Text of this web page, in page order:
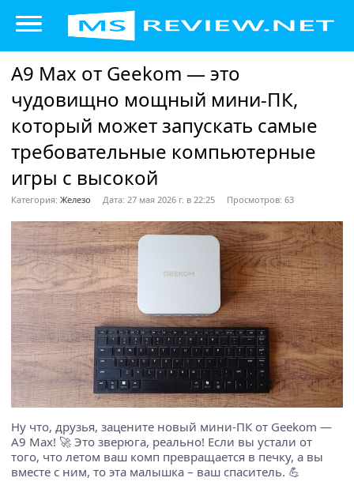
A9 Max от Geekom — это
чудовищно мощный мини-ПК,
который может запускать самые
требовательные компьютерные
игры с высокой
Категория: Железо Дата: 27 мая 2026 г. в 22:25 Просмотров: 63
Ну что, друзья, зацените новый мини-ПК от Geekom —
A9 Max! 🚀 Это зверюга, реально! Если вы устали от
того, что летом ваш комп превращается в печку, а вы
вместе с ним, то эта малышка – ваш спаситель. 💪